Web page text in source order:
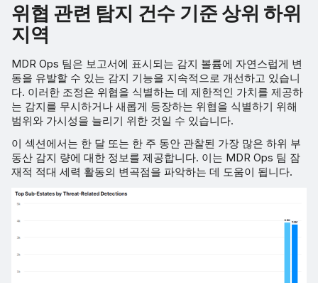
위협 관련 탐지 건수 기준 상위 하위
지역
MDR Ops 팀은 보고서에 표시되는 감지 볼륨에 자연스럽게 변
동을 유발할 수 있는 감지 기능을 지속적으로 개선하고 있습니
다. 이러한 조정은 위협을 식별하는 데 제한적인 가치를 제공하
는 감지를 무시하거나 새롭게 등장하는 위협을 식별하기 위해
범위와 가시성을 늘리기 위한 것일 수 있습니다.
이 섹션에서는 한 달 또는 한 주 동안 관찰된 가장 많은 하위 부
동산 감지 량에 대한 정보를 제공합니다. 이는 MDR Ops 팀 잠
재적 적대 세력 활동의 변곡점을 파악하는 데 도움이 됩니다.